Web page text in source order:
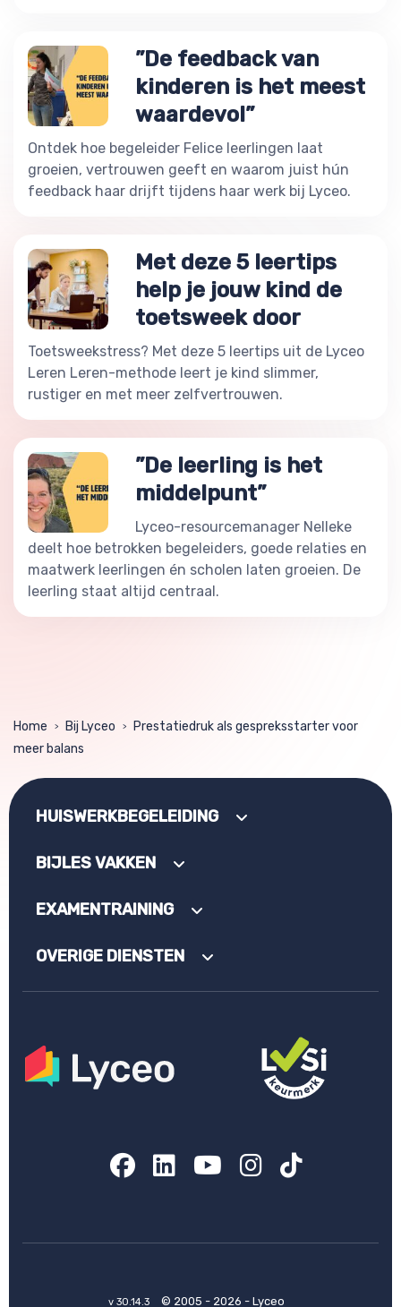
”De feedback van
kinderen is het meest
waardevol”
Ontdek hoe begeleider Felice leerlingen laat
groeien, vertrouwen geeft en waarom juist hún
feedback haar drijft tijdens haar werk bij Lyceo.
Met deze 5 leertips
help je jouw kind de
toetsweek door
Toetsweekstress? Met deze 5 leertips uit de Lyceo
Leren Leren-methode leert je kind slimmer,
rustiger en met meer zelfvertrouwen.
”De leerling is het
middelpunt”
Lyceo-resourcemanager Nelleke
deelt hoe betrokken begeleiders, goede relaties en
maatwerk leerlingen én scholen laten groeien. De
leerling staat altijd centraal.
Home > Bij Lyceo >
Prestatiedruk als gespreksstarter voor
meer balans
HUISWERKBEGELEIDING
BIJLES VAKKEN
EXAMENTRAINING
OVERIGE DIENSTEN
Facebook
LinkedIn
YouTube
Instagram
TikTok
v 30.14.3 © 2005 - 2026 - Lyceo